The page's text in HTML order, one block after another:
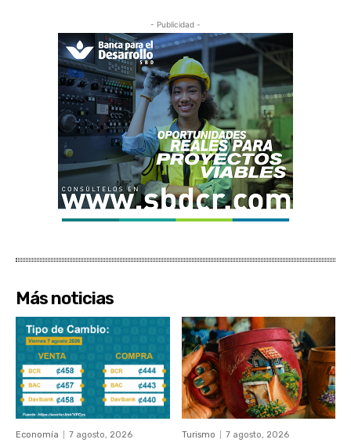
- Publicidad -
Más noticias
Economía 7 agosto, 2026 Turismo 7 agosto, 2026